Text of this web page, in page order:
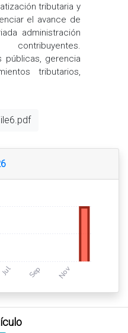
tributaria y
el avance de
administración
contribuyentes.
públicas, gerencia
tributarios,